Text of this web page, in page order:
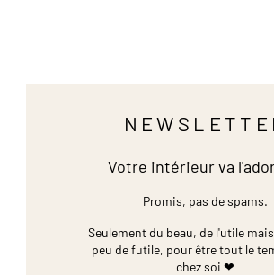
Votre intérieur va
Promis, pas de spams.
Seulement du beau, de l'utile
peu de futile, pour être tout le
chez soi ❤